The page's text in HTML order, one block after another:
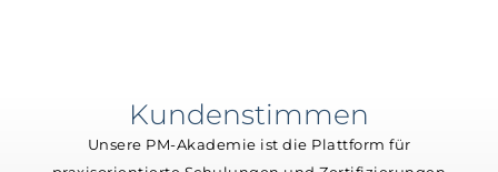
Kundenstimmen
Unsere PM-Akademie ist die Plattform für